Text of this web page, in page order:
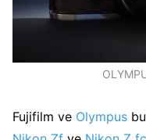
Fujifilm ve Olympus